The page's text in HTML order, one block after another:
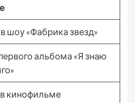
шоу «Фабрика звезд»
альбома «Я знаю
кинофильме